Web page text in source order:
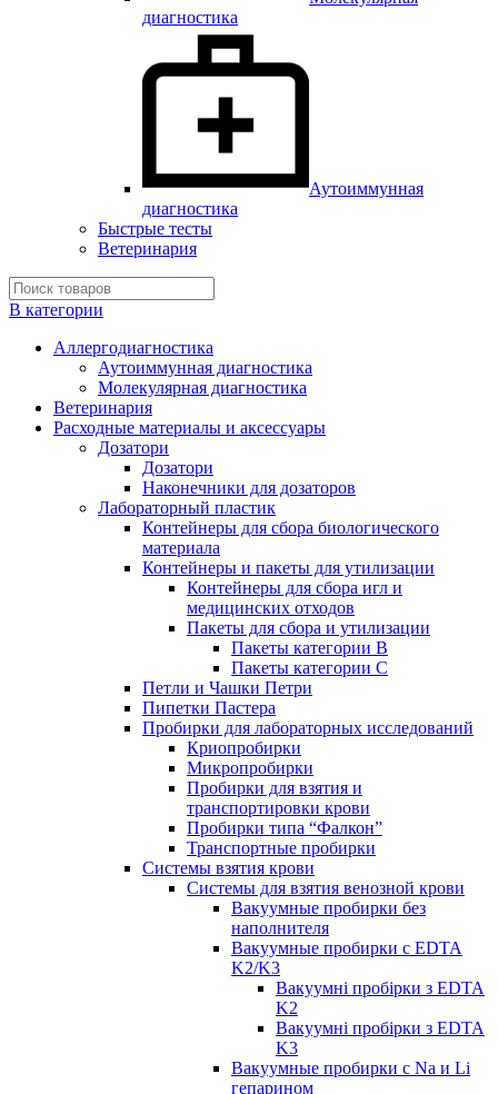
диагностика
Аутоиммунная
диагностика
Быстрые тесты
Ветеринария
В категории
Аллергодиагностика
Аутоиммунная диагностика
Молекулярная диагностика
Ветеринария
Расходные материалы и аксессуары
Дозатори
Дозатори
Наконечники для дозаторов
Лабораторный пластик
Контейнеры для сбора биологического
материала
Контейнеры и пакеты для утилизации
Контейнеры для сбора игл и
медицинских отходов
Пакеты для сбора и утилизации
Пакеты категории B
Пакеты категории C
Петли и Чашки Петри
Пипетки Пастера
Пробирки для лабораторных исследований
Криопробирки
Микропробирки
Пробирки для взятия и
транспортировки крови
Пробирки типа “Фалкон”
Транспортные пробирки
Системы взятия крови
Системы для взятия венозной крови
Вакуумные пробирки без
наполнителя
Вакуумные пробирки с EDTA
K2/K3
Вакуумні пробірки з EDTA
K2
Вакуумні пробірки з EDTA
K3
Вакуумные пробирки с Na и Li
гепарином